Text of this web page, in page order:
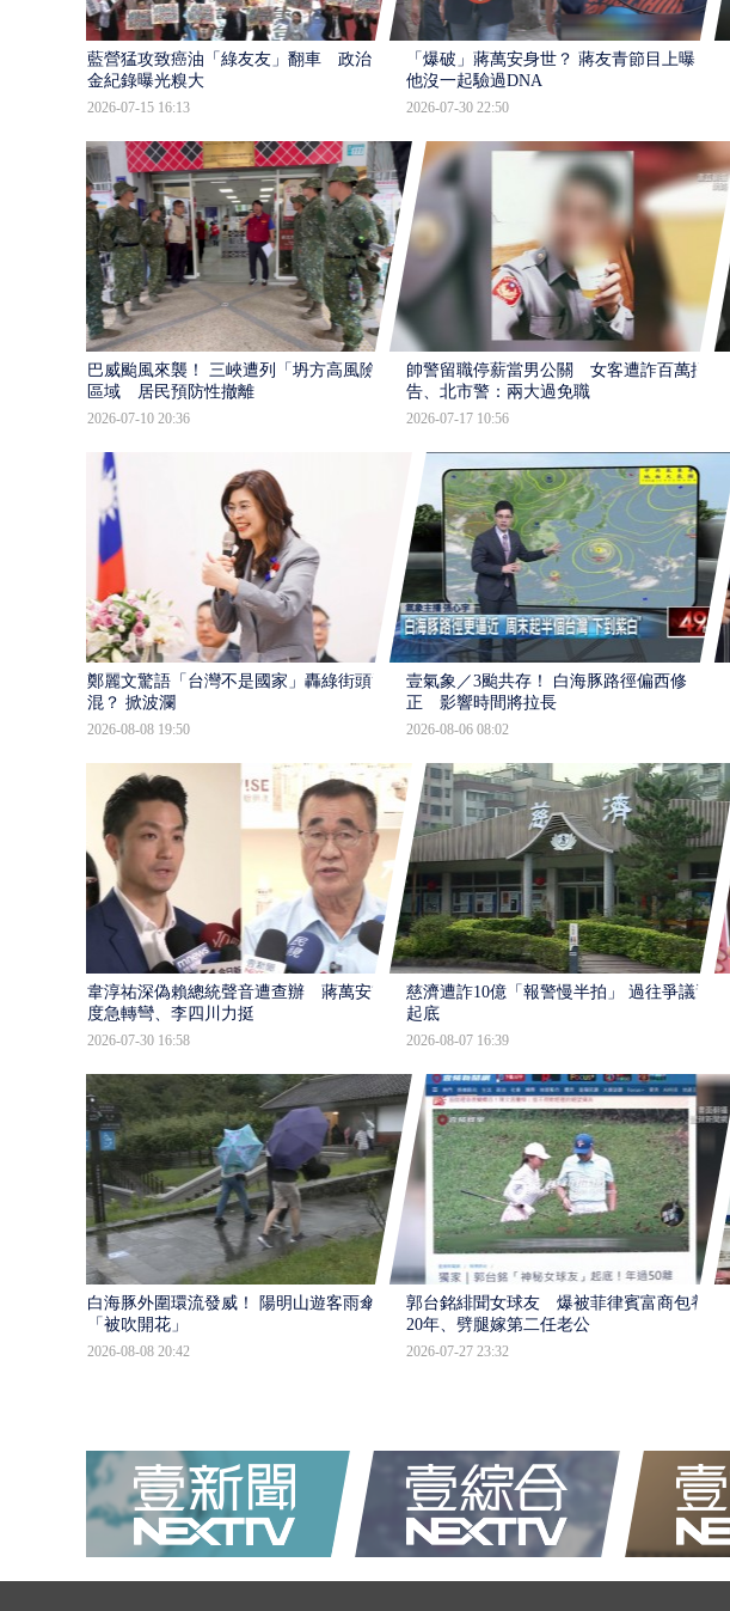
藍營猛攻致癌油「綠友友」翻車 政治獻
金紀錄曝光糗大
2026-07-15 16:13
「爆破」蔣萬安身世？ 蔣友青節目上曝：
他沒一起驗過DNA
2026-07-30 22:50
巴威颱風來襲！ 三峽遭列「坍方高風險」
區域 居民預防性撤離
2026-07-10 20:36
帥警留職停薪當男公關 女客遭詐百萬提
告、北市警：兩大過免職
2026-07-17 10:56
鄭麗文驚語「台灣不是國家」轟綠街頭混
混？ 掀波瀾
2026-08-08 19:50
壹氣象／3颱共存！ 白海豚路徑偏西修
正 影響時間將拉長
2026-08-06 08:02
韋淳祐深偽賴總統聲音遭查辦 蔣萬安態
度急轉彎、李四川力挺
2026-07-30 16:58
慈濟遭詐10億「報警慢半拍」 過往爭議遭
起底
2026-08-07 16:39
白海豚外圍環流發威！ 陽明山遊客雨傘
「被吹開花」
2026-08-08 20:42
郭台銘緋聞女球友 爆被菲律賓富商包養
20年、劈腿嫁第二任老公
2026-07-27 23:32